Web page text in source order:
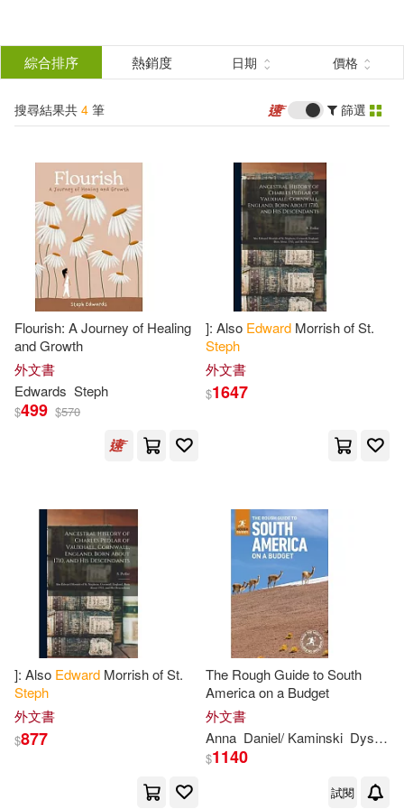
結
分類 (單選)
所有商品(4) 圖書(4)
作者 (可複選)
Anna(1) Daniel/ Kaminski(1)
Dyson(1) Edwards(1)
Nick/ Humphreys(1)
Sara/ Jacobs(1)
Steph/ Edwards(1)
出版社 (可複選)
Ingram(4)
配送方式
可海外宅配(4)
綜合排序 熱銷度 日期 價格
搜尋結果共 4 筆 篩選
Flourish: A Journey of Healing
and Growth
外文書
Edwards Steph
$499 $570
]: Also Edward Morrish of St.
Steph
外文書
$1647
]: Also Edward Morrish of St.
Steph
外文書
$877
The Rough Guide to South
America on a Budget
外文書
Anna Daniel/ Kaminski Dyson
$1140
試閱